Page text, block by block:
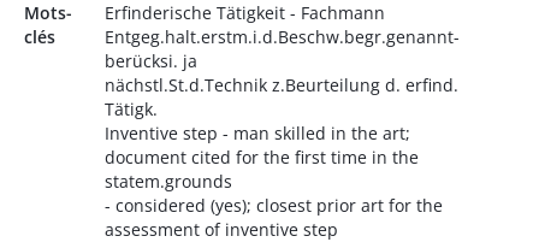
Mots-
clés
Erfinderische Tätigkeit - Fachmann
Entgeg.halt.erstm.i.d.Beschw.begr.genannt-
berücksi. ja
nächstl.St.d.Technik z.Beurteilung d. erfind.
Tätigk.
Inventive step - man skilled in the art;
document cited for the first time in the
statem.grounds
- considered (yes); closest prior art for the
assessment of inventive step